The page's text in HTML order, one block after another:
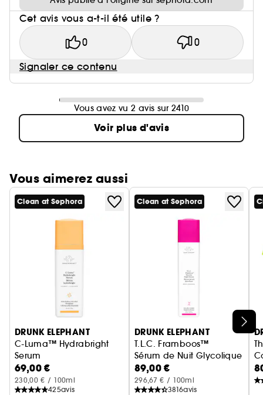
Cet avis vous a-t-il été utile ?
0 0
Signaler ce contenu
Vous avez vu 2 avis sur 2410
Voir plus d'avis
Vous aimerez aussi
Ignorer le carrousel produits
Clean at Sephora
DRUNK ELEPHANT
C-Luma™ Hydrabright
Serum
Sérum à la vitamine C
69,00 €
230,00 € / 100ml
425avis
Clean at Sephora
DRUNK ELEPHANT
T.L.C. Framboos™
Sérum de Nuit Glycolique
89,00 €
296,67 € / 100ml
3816avis